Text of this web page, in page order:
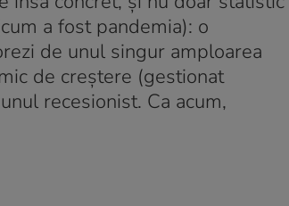
a fost pandemia): o
de unul singur amploarea
de creștere (gestionat
recesionist. Ca acum,